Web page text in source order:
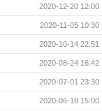
2020-12-20 12:00
2020-11-05 10:30
2020-10-14 22:51
2020-08-24 16:42
2020-07-01 23:30
2020-06-18 15:00